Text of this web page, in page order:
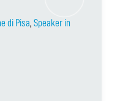
di Pisa, Speaker in